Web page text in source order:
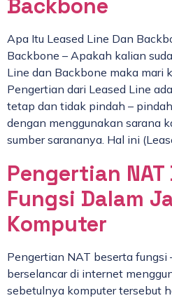
Backbone
Apa Itu Leased Line Dan
Backbone – Apakah kalian
Line dan Backbone maka mari
Pengertian dari Leased Line
tetap dan tidak pindah –
dengan menggunakan sarana
sumber sarananya. Hal ini
Pengertian
Fungsi Dalam
Komputer
Pengertian NAT beserta fungsi
berselancar di internet
sebetulnya komputer tersebut